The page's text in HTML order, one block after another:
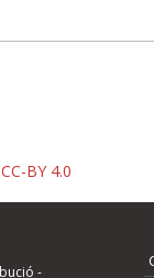
BY 4.0
-